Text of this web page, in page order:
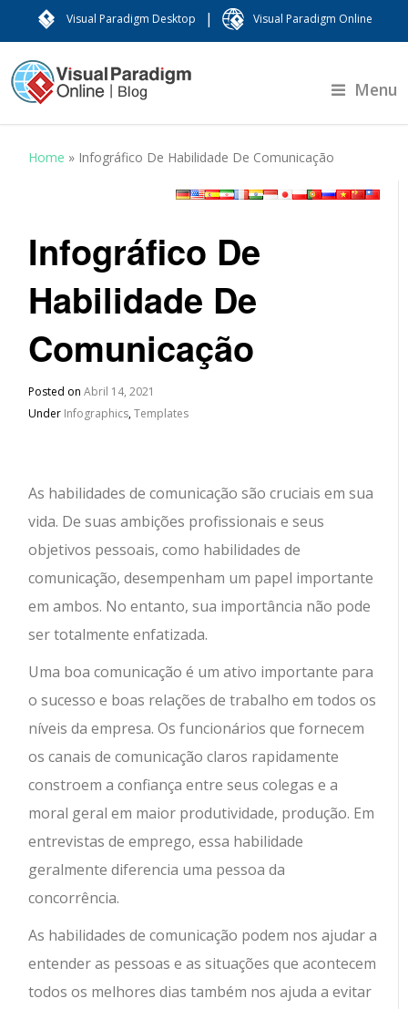
Visual Paradigm Desktop | Visual Paradigm Online
Menu
Home » Infográfico De Habilidade De Comunicação
Infográfico De
Habilidade De
Comunicação
Posted onAbril 14, 2021
Under Infographics,Templates
As habilidades de comunicação são cruciais em sua
vida. De suas ambições profissionais e seus
objetivos pessoais, como habilidades de
comunicação, desempenham um papel importante
em ambos. No entanto, sua importância não pode
ser totalmente enfatizada.
Uma boa comunicação é um ativo importante para
o sucesso e boas relações de trabalho em todos os
níveis da empresa. Os funcionários que fornecem
os canais de comunicação claros rapidamente
constroem a confiança entre seus colegas e a
moral geral em maior produtividade, produção. Em
entrevistas de emprego, essa habilidade
geralmente diferencia uma pessoa da
concorrência.
As habilidades de comunicação podem nos ajudar a
entender as pessoas e as situações que acontecem
todos os melhores dias também nos ajuda a evitar